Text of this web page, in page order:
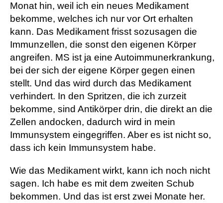
Monat hin, weil ich ein neues Medikament
bekomme, welches ich nur vor Ort erhalten
kann. Das Medikament frisst sozusagen die
Immunzellen, die sonst den eigenen Körper
angreifen. MS ist ja eine Autoimmunerkrankung,
bei der sich der eigene Körper gegen einen
stellt. Und das wird durch das Medikament
verhindert. In den Spritzen, die ich zurzeit
bekomme, sind Antikörper drin, die direkt an die
Zellen andocken, dadurch wird in mein
Immunsystem eingegriffen. Aber es ist nicht so,
dass ich kein Immunsystem habe.
Wie das Medikament wirkt, kann ich noch nicht
sagen. Ich habe es mit dem zweiten Schub
bekommen. Und das ist erst zwei Monate her.